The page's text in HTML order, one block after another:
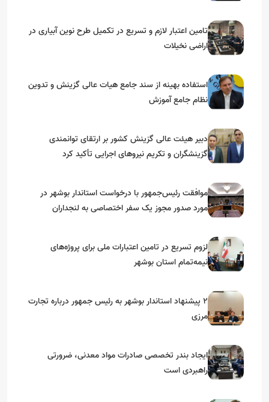
تامین اعتبار لازم و تسریع در تکمیل طرح نوین آبیاری در
اراضی نخیلات
استفاده بهینه از سند جامع هیات عالی گزینش و‌ تدوین
نظام جامع آموزش
دبیر هیئت عالی گزینش کشور بر ارتقای توانمندی
گزینشگران و تکریم نیروهای اجرایی تأکید کرد
موافقت رئیس‌جمهور با درخواست استاندار بوشهر در
مورد صدور مجوز یک سفر اختصاصی به لنجداران
لزوم تسریع در تامین اعتبارات ملی برای پروژه‌های
نیمه‌تمام استان بوشهر
۲ پیشنهاد استاندار بوشهر به رئیس جمهور درباره تجارت
مرزی
ایجاد بندر تخصصی صادرات مواد معدنی، ضرورتی
راهبردی است